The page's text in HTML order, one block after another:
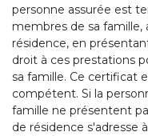
personne assurée est
membres de sa famille,
résidence, en
droit à ces prestations
sa famille. Ce certificat
compétent. Si la
famille ne présentent
de résidence s'adresse